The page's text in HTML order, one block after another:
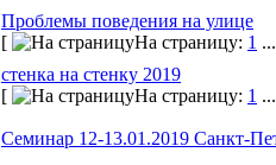
Проблемы поведения на улице
[
На страницу: 1
стенка на стенку 2019
[
На страницу: 1
Семинар 12-13.01.2019 Санкт-